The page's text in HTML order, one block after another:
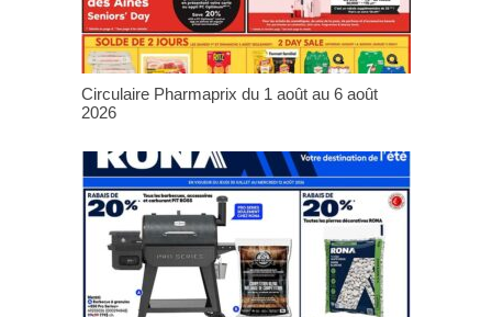
Circulaire Pharmaprix du 1 août au 6 août
2026